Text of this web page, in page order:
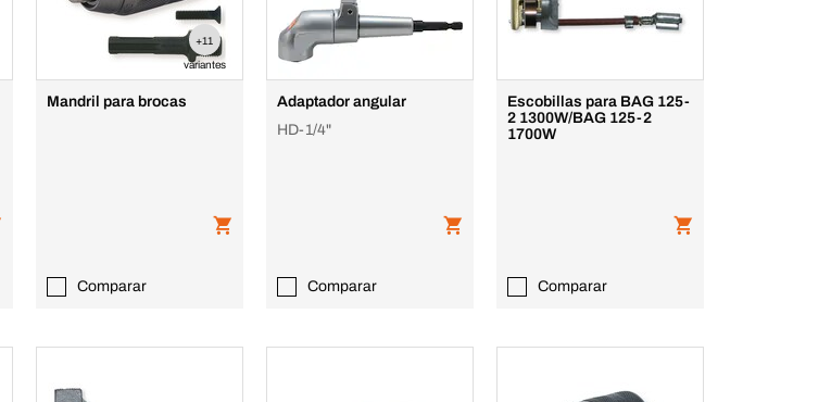
+11
variantes
Mandril para brocas
Comparar
Adaptador angular
HD-1/4"
Comparar
Escobillas para BAG 125-
2 1300W/BAG 125-2
1700W
Comparar